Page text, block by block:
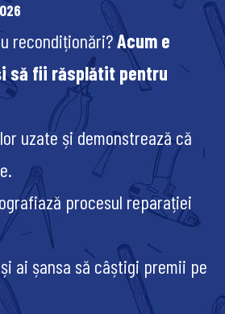
recondiționări?Acum e
să fii răsplătit pentru
uzate și demonstrează că
procesul reparației
ai șansa să câștigi premii pe